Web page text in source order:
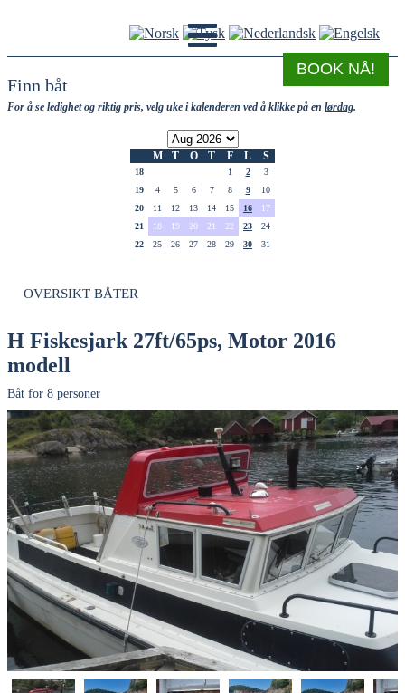
BOOK NÅ!
Finn båt
For å se ledighet og riktig pris, velg uke i kalenderen ved å klikke på en lørdag.
M T O T F L S
18 1 2
3
19
4 5 6 7 8 9
10
20
11 12 13 14 15 16
17
21
18 19 20 21 22 23
24
22
25 26 27 28 29 30 31
OVERSIKT BÅTER
H Fiskesjark 27ft/65ps, Motor 2016
modell
Båt for 8 personer